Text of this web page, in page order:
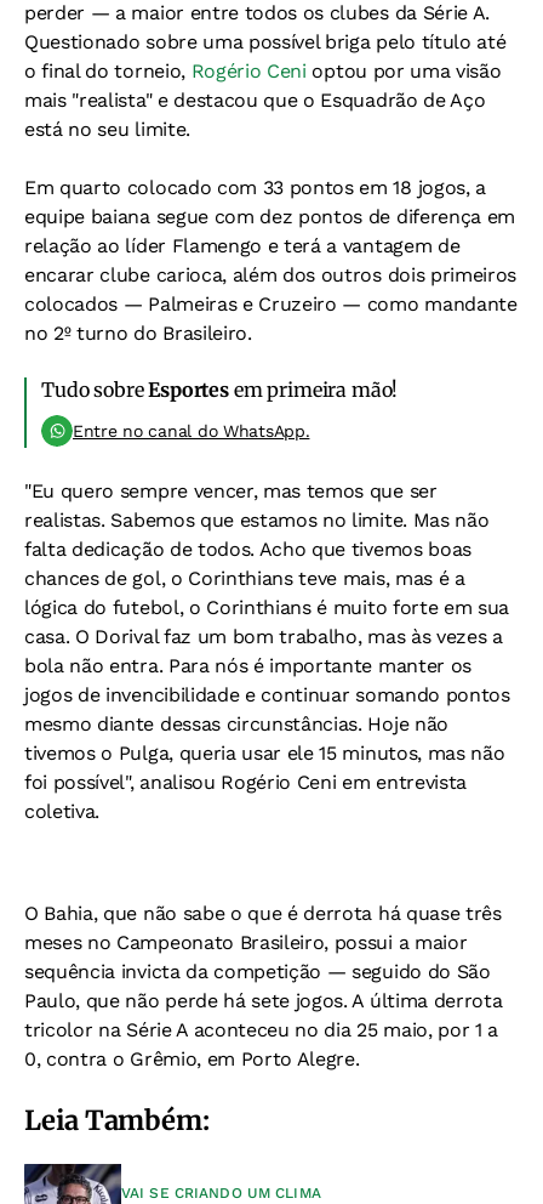
perder — a maior entre todos os clubes da Série A.
Questionado sobre uma possível briga pelo título até
o final do torneio, Rogério Ceni optou por uma visão
mais "realista" e destacou que o Esquadrão de Aço
está no seu limite.
Em quarto colocado com 33 pontos em 18 jogos, a
equipe baiana segue com dez pontos de diferença em
relação ao líder Flamengo e terá a vantagem de
encarar clube carioca, além dos outros dois primeiros
colocados — Palmeiras e Cruzeiro — como mandante
no 2º turno do Brasileiro.
Tudo sobreEsportesem primeira mão!
Entre no canal do WhatsApp.
"Eu quero sempre vencer, mas temos que ser
realistas. Sabemos que estamos no limite. Mas não
falta dedicação de todos. Acho que tivemos boas
chances de gol, o Corinthians teve mais, mas é a
lógica do futebol, o Corinthians é muito forte em sua
casa. O Dorival faz um bom trabalho, mas às vezes a
bola não entra. Para nós é importante manter os
jogos de invencibilidade e continuar somando pontos
mesmo diante dessas circunstâncias. Hoje não
tivemos o Pulga, queria usar ele 15 minutos, mas não
foi possível", analisou Rogério Ceni em entrevista
coletiva.
O Bahia, que não sabe o que é derrota há quase três
meses no Campeonato Brasileiro, possui a maior
sequência invicta da competição — seguido do São
Paulo, que não perde há sete jogos. A última derrota
tricolor na Série A aconteceu no dia 25 maio, por 1 a
0, contra o Grêmio, em Porto Alegre.
Leia Também:
VAI SE CRIANDO UM CLIMA